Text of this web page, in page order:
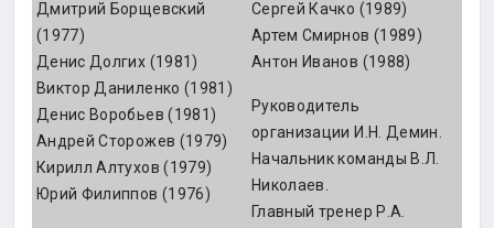
Дмитрий Борщевский
(1977)
Денис Долгих (1981)
Виктор Даниленко (1981)
Денис Воробьев (1981)
Андрей Сторожев (1979)
Кирилл Алтухов (1979)
Юрий Филиппов (1976)
Сергей Качко (1989)
Артем Смирнов (1989)
Антон Иванов (1988)
Руководитель
организации И.Н. Демин.
Начальник команды В.Л.
Николаев.
Главный тренер Р.А.